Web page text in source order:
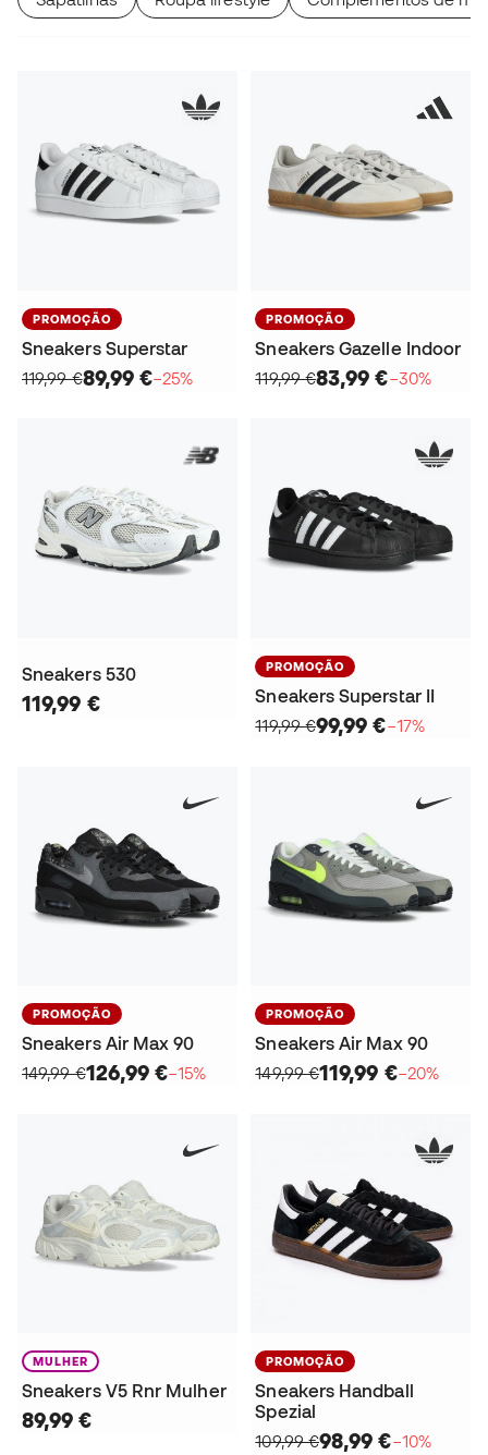
PROMOÇÃO
Sneakers Superstar
119,99 €89,99 €−25%
PROMOÇÃO
Sneakers Gazelle Indoor
119,99 €83,99 €−30%
Sneakers 530
119,99 €
PROMOÇÃO
Sneakers Superstar II
119,99 €99,99 €−17%
PROMOÇÃO
Sneakers Air Max 90
149,99 €126,99 €−15%
PROMOÇÃO
Sneakers Air Max 90
149,99 €119,99 €−20%
MULHER
Sneakers V5 Rnr Mulher
89,99 €
PROMOÇÃO
Sneakers Handball
Spezial
109,99 €98,99 €−10%